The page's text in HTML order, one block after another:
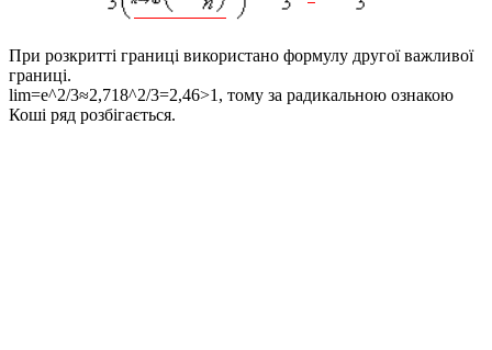
При розкритті границі використано формулу другої важливої
границі.
lim=e^2/3≈2,718^2/3=2,46>1 , тому за радикальною ознакою
Коші ряд розбігається.